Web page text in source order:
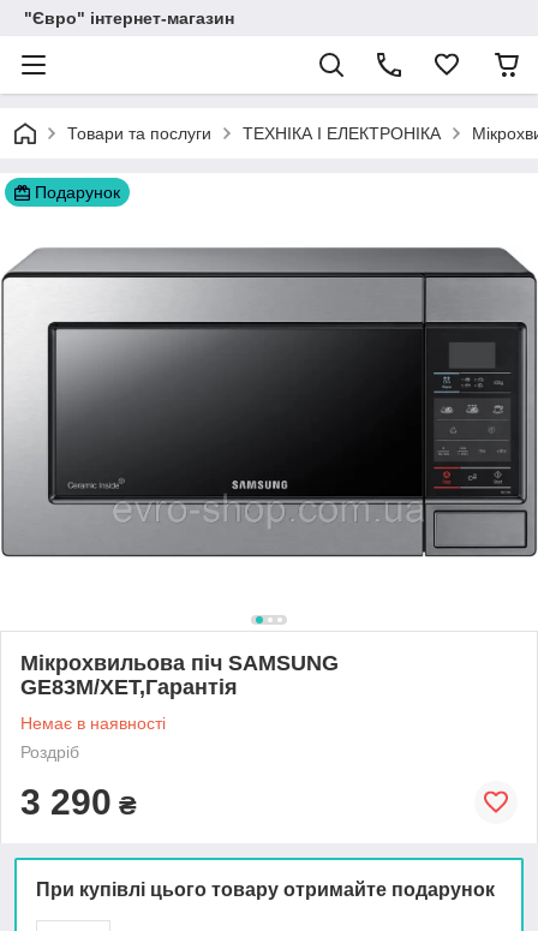
"Євро" інтернет-магазин
Товари та послуги ТЕХНІКА І ЕЛЕКТРОНІКА
Подарунок
Мікрохвильова піч SAMSUNG
GE83M/XET,Гарантія
Немає в наявності
Роздріб
3 290 ₴
При купівлі цього товару отримайте подарунок